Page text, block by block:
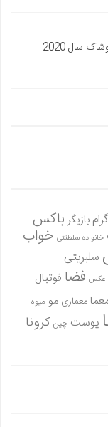
آنا وینتور روزنامه‌نگار از بزرگ‌ترین ترندهای پوشاک سال 2020
بازیگر باکس
خانواده سلطنتی خواب
سلبریتی
عکس فضا فوتبال
معماری مو میوه
پوست چین کرونا